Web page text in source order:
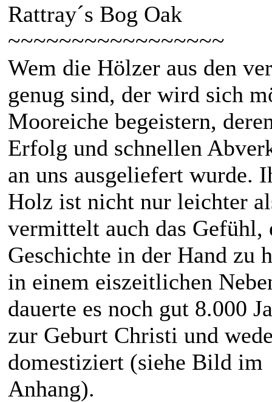
Rattray´s Bog Oak
~~~~~~~~~~~~~~~~~
Wem die Hölzer aus den
genug sind, der wird sich
Mooreiche begeistern,
Erfolg und schnellen
an uns ausgeliefert wurde.
Holz ist nicht nur leichter
vermittelt auch das Gefühl,
Geschichte in der Hand zu
in einem eiszeitlichen
dauerte es noch gut 8.000
zur Geburt Christi und
domestiziert (siehe Bild im
Anhang).